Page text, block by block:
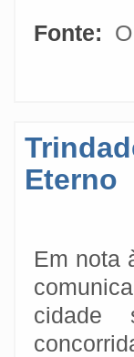
Fonte:
Eterno
Em nota
cidade